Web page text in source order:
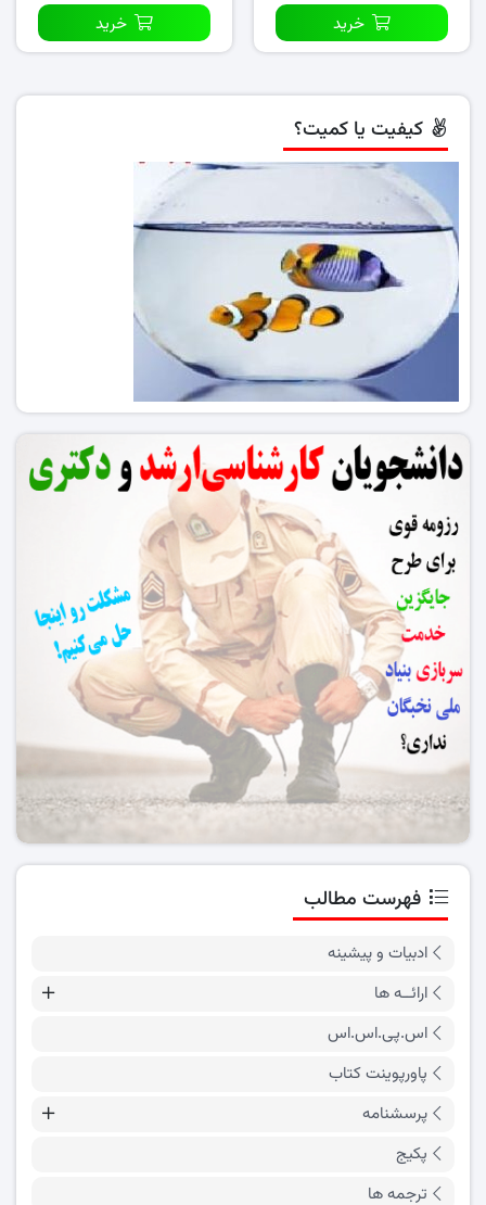
خرید
خرید
کیفیت یا کمیت؟
فهرست مطالب
ادبیات و پیشینه
ارائــه ها
اس.پی.اس.اس
پاورپوینت کتاب
پرسشنامه
پکیج
ترجمه ها